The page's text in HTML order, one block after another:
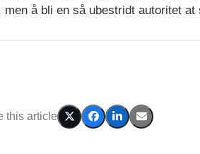
men å bli en så ubestridt autoritet
this article